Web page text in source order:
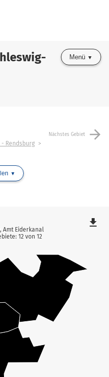
Menü
Nächstes Gebiet arrow_forward
- Rendsburg
Amt Eiderkanal
12 von 12
file_download